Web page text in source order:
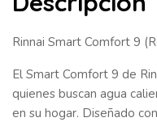
Rinnai Smart Comfort 9
El Smart Comfort 9 de
quienes buscan agua
en su hogar. Diseñado